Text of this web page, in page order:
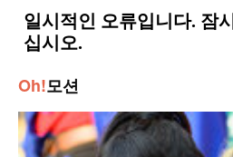
Oh!모션